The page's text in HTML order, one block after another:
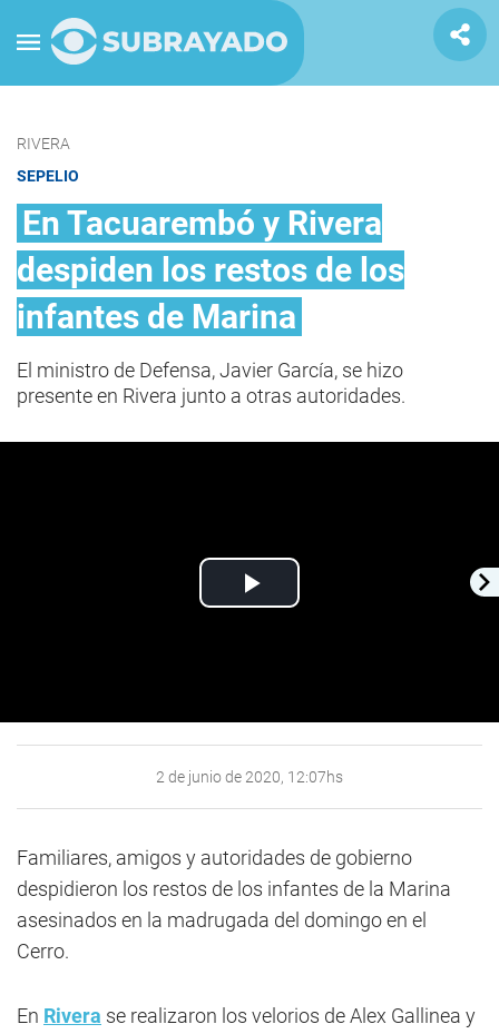
RIVERA
SEPELIO
En Tacuarembó y Rivera
despiden los restos de los
infantes de Marina
El ministro de Defensa, Javier García, se hizo
presente en Rivera junto a otras autoridades.
Play
2 de junio de 2020, 12:07hs
Familiares, amigos y autoridades de gobierno
despidieron los restos de los infantes de la Marina
asesinados en la madrugada del domingo en el
Cerro.
En Rivera se realizaron los velorios de Alex Gallinea y